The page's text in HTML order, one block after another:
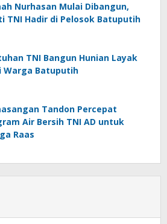
Nurhasan Mulai Dibangun,
TNI Hadir di Pelosok Batuputih
TNI Bangun Hunian Layak
Warga Batuputih
Tandon Percepat
Air Bersih TNI AD untuk
Raas